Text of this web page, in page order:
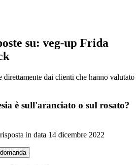
su: veg-up Frida
direttamente dai clienti che hanno valutato
è sull'aranciato o sul rosato?
in data 14 dicembre 2022